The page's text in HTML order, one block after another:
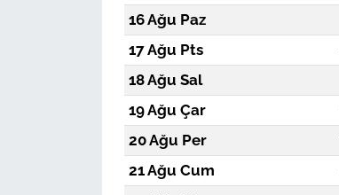
16 Ağu Paz
17 Ağu Pts
18 Ağu Sal
19 Ağu Çar
20 Ağu Per
21 Ağu Cum